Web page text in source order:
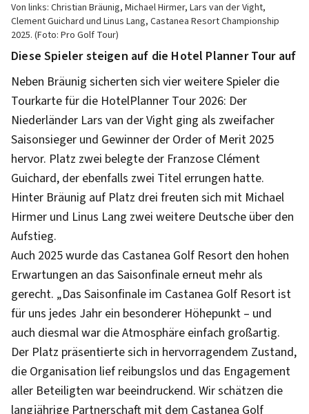
Von links: Christian Bräunig, Michael Hirmer, Lars van der Vight,
Clement Guichard und Linus Lang, Castanea Resort Championship
2025. (Foto: Pro Golf Tour)
Diese Spieler steigen auf die Hotel Planner Tour auf
Neben Bräunig sicherten sich vier weitere Spieler die
Tourkarte für die HotelPlanner Tour 2026: Der
Niederländer Lars van der Vight ging als zweifacher
Saisonsieger und Gewinner der Order of Merit 2025
hervor. Platz zwei belegte der Franzose Clément
Guichard, der ebenfalls zwei Titel errungen hatte.
Hinter Bräunig auf Platz drei freuten sich mit Michael
Hirmer und Linus Lang zwei weitere Deutsche über den
Aufstieg.
Auch 2025 wurde das Castanea Golf Resort den hohen
Erwartungen an das Saisonfinale erneut mehr als
gerecht. „Das Saisonfinale im Castanea Golf Resort ist
für uns jedes Jahr ein besonderer Höhepunkt – und
auch diesmal war die Atmosphäre einfach großartig.
Der Platz präsentierte sich in hervorragendem Zustand,
die Organisation lief reibungslos und das Engagement
aller Beteiligten war beeindruckend. Wir schätzen die
langjährige Partnerschaft mit dem Castanea Golf